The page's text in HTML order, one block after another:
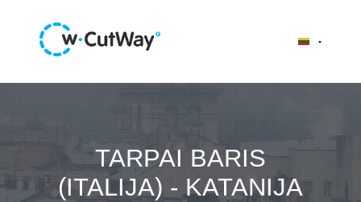
TARPAI BARIS
(ITALIJA) - KATANIJA